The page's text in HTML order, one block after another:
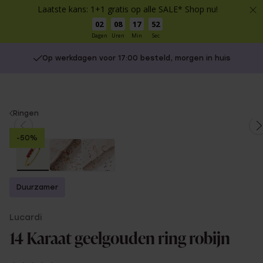
Laatste kans: 1+1 gratis op alle SALE* Shop nu!
02
Dagen
08
Uren
17
Min
52
Sec
Op werkdagen voor 17:00 besteld, morgen in huis
You
are
here:
Ringen
-50%
Duurzamer
Lucardi
14 Karaat geelgouden ring robijn